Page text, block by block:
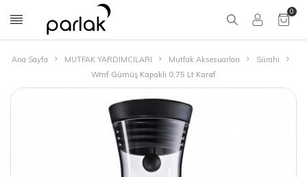
0
Ana Sayfa MUTFAK YARDIMCILARI Mutfak Aksesuarları
Sürahi
Wmf Gümüş Kapaklı 0,75 Lt Karaf